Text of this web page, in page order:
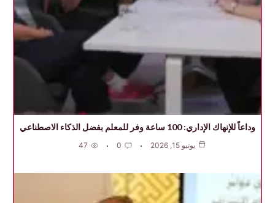
وداعاً للإنهاك الإداري: 100 ساعة وفر للمعلم بفضل الذكاء الاصطناعي
يونيو 15, 2026 0
47